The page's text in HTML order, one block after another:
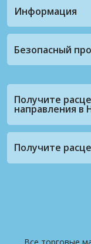
Информация
Безопасный
Получите
направления в
Получите
Все торговые